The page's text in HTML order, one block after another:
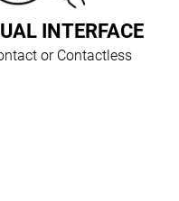
INTERFACE
or Contactless